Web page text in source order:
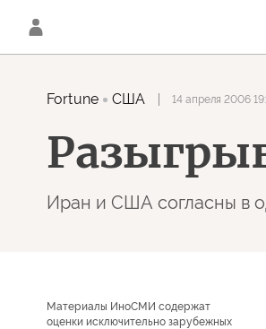
Fortune США 14 апреля 2006
Иран и США согласны в
Материалы ИноСМИ содержат
оценки исключительно зарубежных